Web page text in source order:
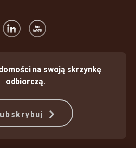
na swoją skrzynkę
odbiorczą.